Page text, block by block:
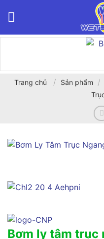
Trang chủ / Sản phẩm /
Bơm ly tâm trục